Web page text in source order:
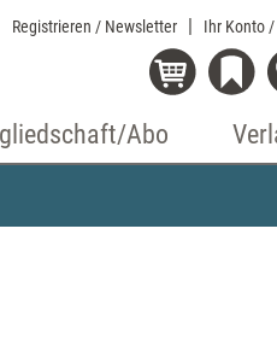
Registrieren / Newsletter Ihr Konto /
Abo